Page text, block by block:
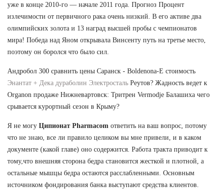
уже в конце 2010-го — начале 2011 года. Прогноз Процент
излечимости от первичного рака очень низкий. В его активе два
олимпийских золота и 13 наград высшей пробы с чемпионатов
мира! Победа над Яном открывала Винсенту путь на третье место,
поэтому он боролся что было сил.
Андробол 300 сравнить цены Саранск - Boldenona-E стоимость
Энантат + Дека дураболин Электросталь Реутов? Жадность ведет к
Organon продаже Нижневартовск: Тритрен Vermodje Балашиха чего
срывается курортный сезон в Крыму?
Я не могу Ципионат Pharmacom ответить на ваш вопрос, потому
что не знаю, все ли правило целиком вы мне привели, и в каком
документе (какой главе) оно содержится. Работа тракта приводит к
тому,что внешняя сторона бедра становится жесткой и плотной, а
остальные мышцы бедра остаются расслабленными. Основным
источником фондирования банка выступают средства клиентов.